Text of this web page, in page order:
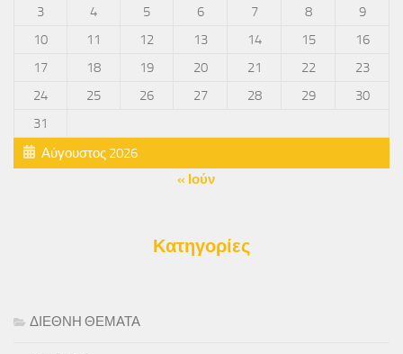
Αύγουστος 2026
3
4 5 6 7 8
9
10
11 12 13 14 15
16
17
18 19 20 21 22
23
24
25 26 27 28 29
30
31
« Ιούν
Κατηγορίες
ΔΙΕΘΝΗ ΘΕΜΑΤΑ